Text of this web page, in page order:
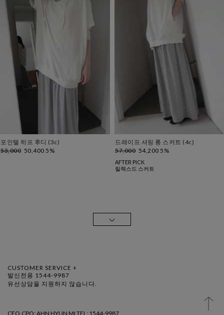
포인텔 하프 후디 (3c)
53,000 50,400 5%
드레이프 셔링 롱 스커트 (4c)
57,000 54,200 5%
AFTER PICK
릴렉스드 스커트
CUSTOMER SERVICE +
발신전용 1544-9987
유선상담을 지원하지 않습니다.
CEO.CPO: AHN HYUN MI TEL: 1544-9987